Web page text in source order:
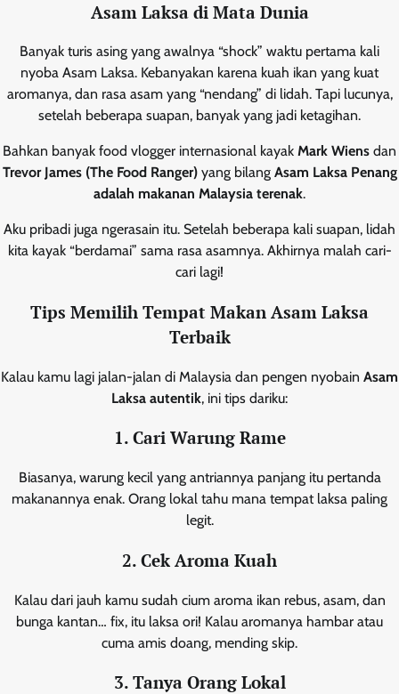
Asam Laksa di Mata Dunia
Banyak turis asing yang awalnya “shock” waktu pertama kali
nyoba Asam Laksa. Kebanyakan karena kuah ikan yang kuat
aromanya, dan rasa asam yang “nendang” di lidah. Tapi lucunya,
setelah beberapa suapan, banyak yang jadi ketagihan.
Bahkan banyak food vlogger internasional kayak Mark Wiens dan
Trevor James (The Food Ranger)yang bilang Asam Laksa Penang
adalah makanan Malaysia terenak.
Aku pribadi juga ngerasain itu. Setelah beberapa kali suapan, lidah
kita kayak “berdamai” sama rasa asamnya. Akhirnya malah cari-
cari lagi!
Tips Memilih Tempat Makan Asam Laksa
Terbaik
Kalau kamu lagi jalan-jalan di Malaysia dan pengen nyobain Asam
Laksa autentik, ini tips dariku:
1. Cari Warung Rame
Biasanya, warung kecil yang antriannya panjang itu pertanda
makanannya enak. Orang lokal tahu mana tempat laksa paling
legit.
2. Cek Aroma Kuah
Kalau dari jauh kamu sudah cium aroma ikan rebus, asam, dan
bunga kantan… fix, itu laksa ori! Kalau aromanya hambar atau
cuma amis doang, mending skip.
3. Tanya Orang Lokal